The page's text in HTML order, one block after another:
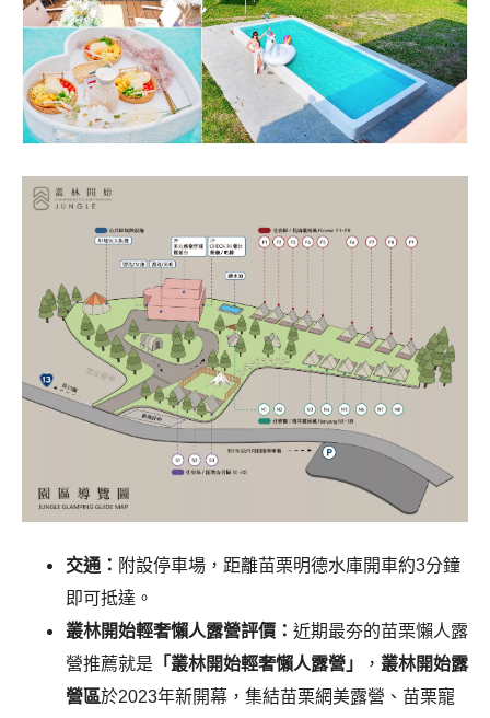
交通： 附設停車場，距離苗栗明德水庫開車約3分鐘
即可抵達。
叢林開始輕奢懶人露營評價： 近期最夯的苗栗懶人露
營推薦就是 「叢林開始輕奢懶人露營」 ， 叢林開始露
營區於2023年新開幕，集結苗栗網美露營、苗栗寵